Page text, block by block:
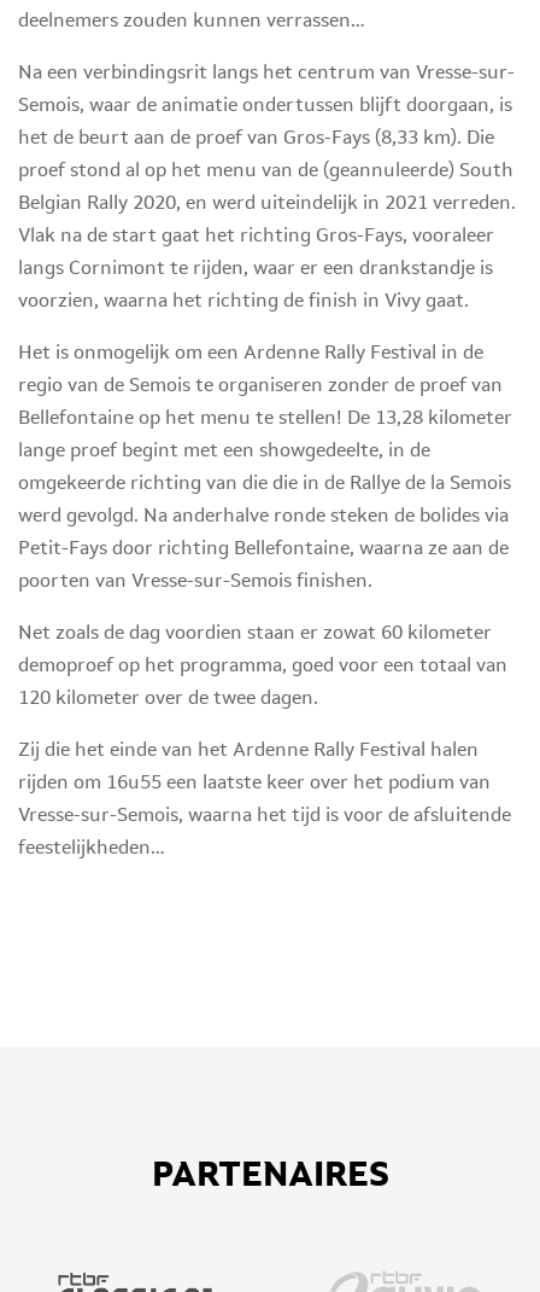
deelnemers zouden kunnen verrassen…
Na een verbindingsrit langs het centrum van Vresse-sur-
Semois, waar de animatie ondertussen blijft doorgaan, is
het de beurt aan de proef van Gros-Fays (8,33 km). Die
proef stond al op het menu van de (geannuleerde) South
Belgian Rally 2020, en werd uiteindelijk in 2021 verreden.
Vlak na de start gaat het richting Gros-Fays, vooraleer
langs Cornimont te rijden, waar er een drankstandje is
voorzien, waarna het richting de finish in Vivy gaat.
Het is onmogelijk om een Ardenne Rally Festival in de
regio van de Semois te organiseren zonder de proef van
Bellefontaine op het menu te stellen! De 13,28 kilometer
lange proef begint met een showgedeelte, in de
omgekeerde richting van die die in de Rallye de la Semois
werd gevolgd. Na anderhalve ronde steken de bolides via
Petit-Fays door richting Bellefontaine, waarna ze aan de
poorten van Vresse-sur-Semois finishen.
Net zoals de dag voordien staan er zowat 60 kilometer
demoproef op het programma, goed voor een totaal van
120 kilometer over de twee dagen.
Zij die het einde van het Ardenne Rally Festival halen
rijden om 16u55 een laatste keer over het podium van
Vresse-sur-Semois, waarna het tijd is voor de afsluitende
feestelijkheden…
PARTENAIRES